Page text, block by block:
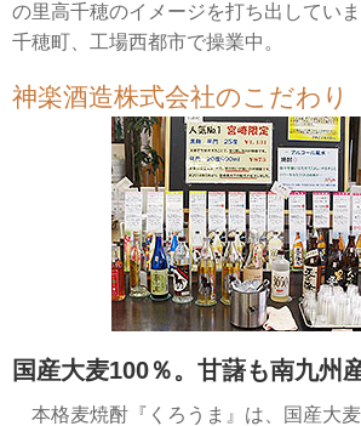
の里高千穂のイメージを打ち出してい
千穂町、工場西都市で操業中。
神楽酒造株式会社のこだわり
国産大麦100％。甘藷も南九州
本格麦焼酎『くろうま』は、国産大